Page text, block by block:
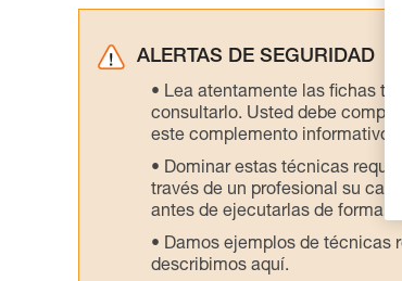
ALERTAS DE SEGURIDAD
Lea atentamente las fichas
consultarlo. Usted debe
este complemento informativo.
Dominar estas técnicas
través de un profesional su
antes de ejecutarlas de forma
Damos ejemplos de técnicas
describimos aquí.